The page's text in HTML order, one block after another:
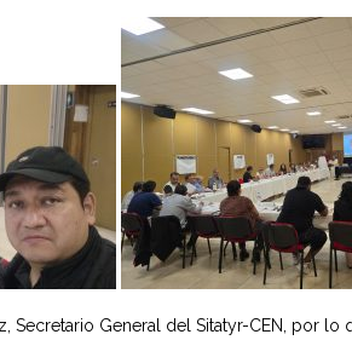
Secretario General del Sitatyr-CEN, por